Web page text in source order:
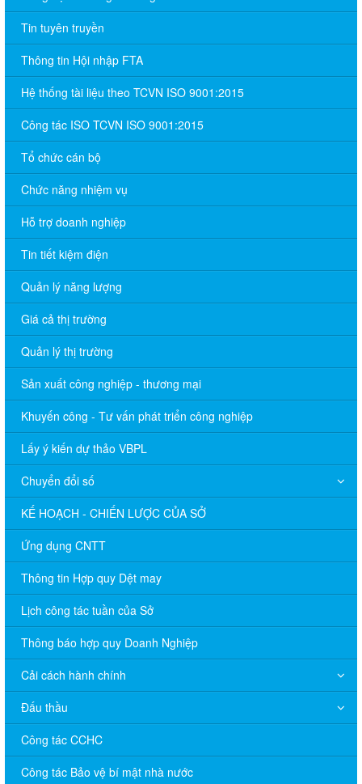
Tin tuyên truyền
Thông tin Hội nhập FTA
Hệ thống tài liệu theo TCVN ISO 9001:2015
Công tác ISO TCVN ISO 9001:2015
Tổ chức cán bộ
Chức năng nhiệm vụ
Hỗ trợ doanh nghiệp
Tin tiết kiệm điện
Quản lý năng lượng
Giá cả thị trường
Quản lý thị trường
Sản xuất công nghiệp - thương mại
Khuyến công - Tư vấn phát triển công nghiệp
Lấy ý kiến dự thảo VBPL
Chuyển đổi số
KẾ HOẠCH - CHIẾN LƯỢC CỦA SỞ
Ứng dụng CNTT
Thông tin Hợp quy Dệt may
Lịch công tác tuần của Sở
Thông báo hợp quy Doanh Nghiệp
Cải cách hành chính
Đấu thầu
Công tác CCHC
Công tác Bảo vệ bí mật nhà nước